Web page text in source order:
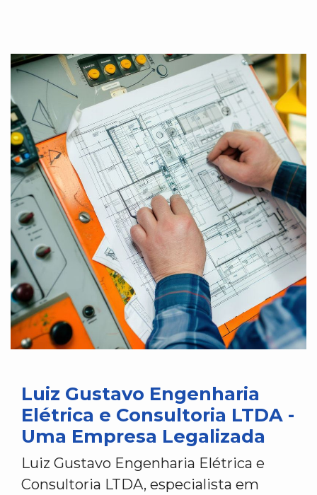
Luiz Gustavo Engenharia
Elétrica e Consultoria LTDA -
Uma Empresa Legalizada
Luiz Gustavo Engenharia Elétrica e
Consultoria LTDA, especialista em